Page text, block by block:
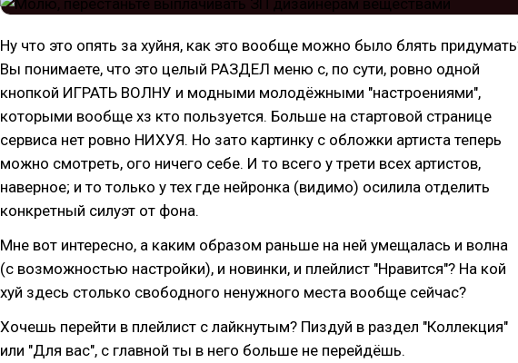
Ну что это опять за хуйня, как это вообще можно было блять
Вы понимаете, что это целый РАЗДЕЛ меню с, по сути, ровно одной
кнопкой ИГРАТЬ ВОЛНУ и модными молодёжными "настроениями",
которыми вообще хз кто пользуется. Больше на стартовой странице
сервиса нет ровно НИХУЯ. Но зато картинку с обложки артиста теперь
можно смотреть, ого ничего себе. И то всего у трети всех артистов,
наверное; и то только у тех где нейронка (видимо) осилила отделить
конкретный силуэт от фона.
Мне вот интересно, а каким образом раньше на ней умещалась и волна
(с возможностью настройки), и новинки, и плейлист "Нравится"? На кой
хуй здесь столько свободного ненужного места вообще сейчас?
Хочешь перейти в плейлист с лайкнутым? Пиздуй в раздел "Коллекция"
или "Для вас", с главной ты в него больше не перейдёшь.